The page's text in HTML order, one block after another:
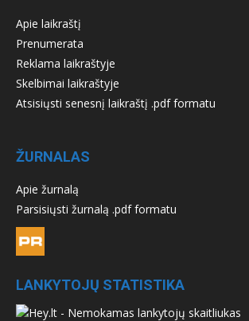
Apie laikraštį
Prenumerata
Reklama laikraštyje
Skelbimai laikraštyje
Atsisiųsti senesnį laikraštį .pdf formatu
ŽURNALAS
Apie žurnalą
Parsisiųsti žurnalą .pdf formatu
LANKYTOJŲ STATISTIKA